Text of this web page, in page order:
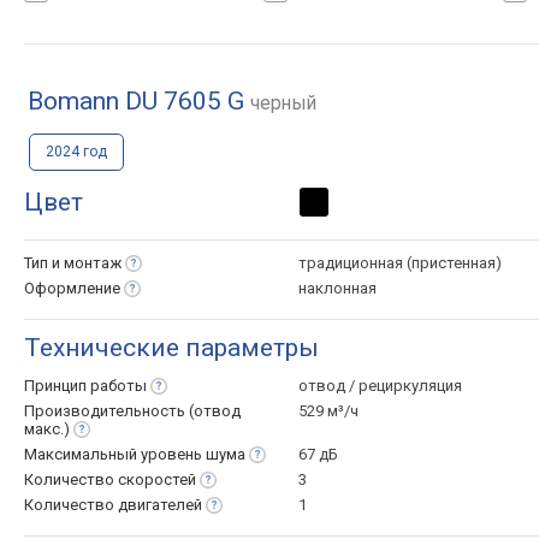
Bomann DU 7605 G черный
2024 год
Цвет
Тип и монтаж
традиционная (пристенная)
Оформление
наклонная
Технические параметры
Принцип работы
отвод / рециркуляция
Производительность (отвод
макс.)
529 м³/ч
Максимальный уровень шума
67 дБ
Количество скоростей
3
Количество двигателей 1